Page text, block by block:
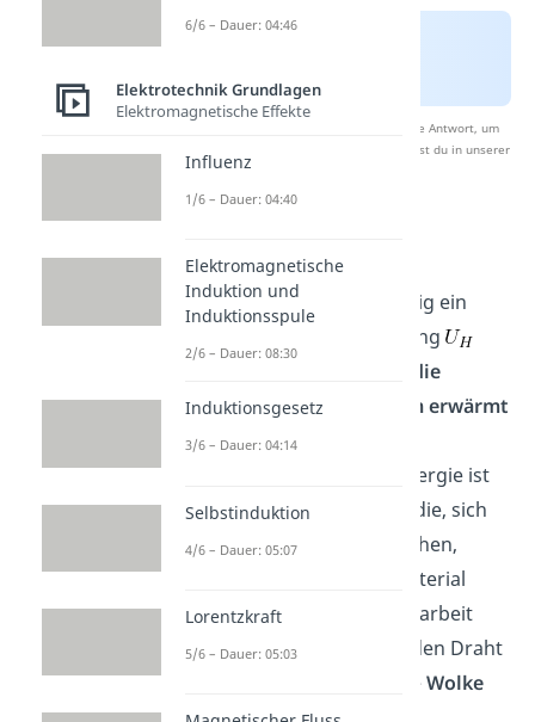
Nach Beantwortung speichern wir deine Antwort, um
Studyflix zu verbessern. Mehr dazu erfährst du in unserer
Die Glühelektrode ist häufig ein
Draht an den eine Spannung
Der durch die
Spannung bedingte Strom erwärmt
den Draht. Die dem Draht
zugeführte thermische Energie ist
dabei ausreichend, damit die, sich
im Drahtmaterial befindlichen,
Elektronen, die für das Material
charakteristische Austrittsarbeit
überwinden können. Um den Draht
herum entsteht somit eineWolke
freier Elektronen,
6/6 – Dauer: 04:46
Elektrotechnik Grundlagen
Elektromagnetische Effekte
Influenz
1/6 – Dauer: 04:40
Elektromagnetische
Induktion und
Induktionsspule
2/6 – Dauer: 08:30
Induktionsgesetz
3/6 – Dauer: 04:14
Selbstinduktion
4/6 – Dauer: 05:07
Lorentzkraft
5/6 – Dauer: 05:03